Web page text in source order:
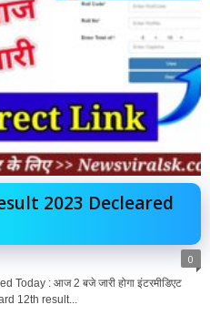
2023 Decleared
0
: आज 2 बजे जारी होगा इंटरमीडिएट
12th result...